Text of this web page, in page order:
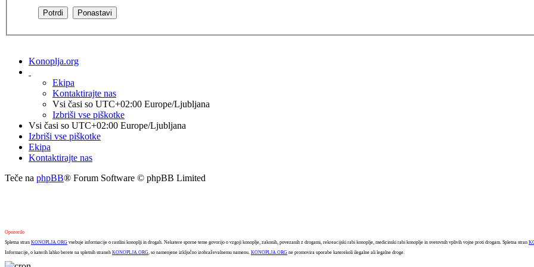
Konoplja.org
Ekipa
Kontaktirajte nas
Vsi časi so UTC+02:00 Europe/Ljubljana
Izbriši vse piškotke
Vsi časi so UTC+02:00 Europe/Ljubljana
Izbriši vse piškotke
Ekipa
Kontaktirajte nas
Teče na phpBB® Forum Software © phpBB Limited
Opozorilo
Spletna stran KONOPLJA.ORG vsebuje informacije o rastlini konoplji in drogah. Nekatere sporne teme govorijo o vzgoji konoplje, zakonih, povezanih z drogami, rekreacijski rabi konoplje, medicinski rabi konoplje in svetovnih vplivih vojne proti drogam. Spletna stran
Informacije, o katerih lahko berete na spletnih straneh KONOPLJA.ORG, so namenjene izključno izobraževalnemu namenu. KONOPLJA.ORG ne promovira uporabe katerekoli ilegalne ali legalne droge.